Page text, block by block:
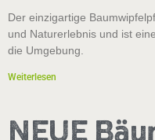
Der einzigartige
und Naturerlebnis und ist
die Umgebung.
Weiterlesen